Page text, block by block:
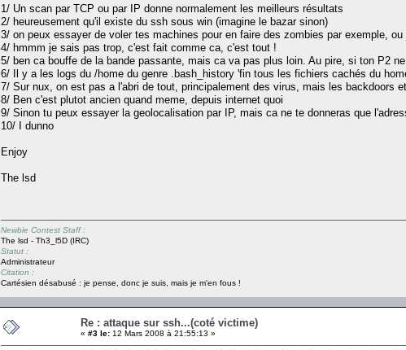
1/ Un scan par TCP ou par IP donne normalement les meilleurs résultats
2/ heureusement qu'il existe du ssh sous win (imagine le bazar sinon)
3/ on peux essayer de voler tes machines pour en faire des zombies par exemple,
4/ hmmm je sais pas trop, c'est fait comme ca, c'est tout !
5/ ben ca bouffe de la bande passante, mais ca va pas plus loin. Au pire, si ton P2
6/ Il y a les logs du /home du genre .bash_history 'fin tous les fichiers cachés du
7/ Sur nux, on est pas a l'abri de tout, principalement des virus, mais les backdoors
8/ Ben c'est plutot ancien quand meme, depuis internet quoi
9/ Sinon tu peux essayer la geolocalisation par IP, mais ca ne te donneras que
10/ I dunno
Enjoy
The lsd
Newbie Contest Staff :
The lsd - Th3_l5D (IRC)
Statut :
Administrateur
Citation :
Cartésien désabusé : je pense, donc je suis, mais je m'en fous !
Re : attaque sur ssh...(coté victime)
« #3 le: 12 Mars 2008 à 21:55:13 »